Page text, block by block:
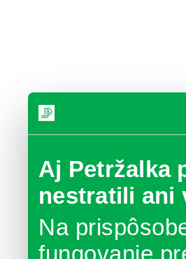
Aj Petržalka
nestratili ani
Na